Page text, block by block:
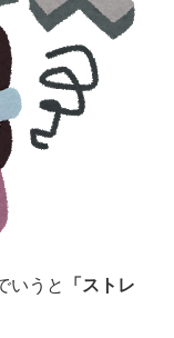
いうと
「ストレ